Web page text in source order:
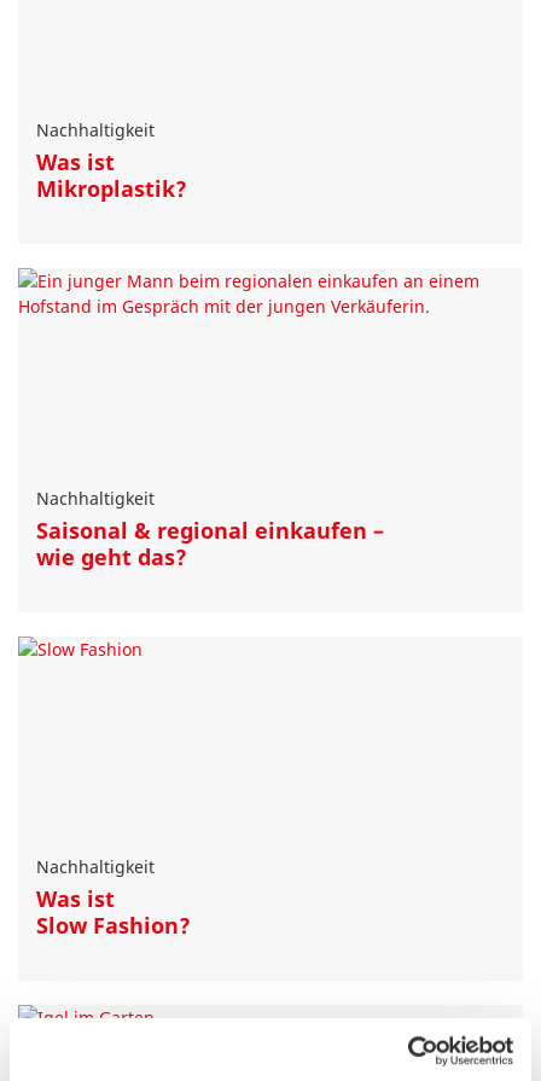
Nachhaltigkeit
Was ist
Mikroplastik?
Nachhaltigkeit
Saisonal & regional einkaufen –
wie geht das?
Nachhaltigkeit
Was ist
Slow Fashion?